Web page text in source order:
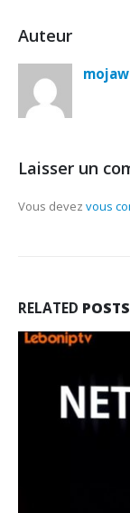
Auteur
Laisser un
Vous devez vous
RELATED POSTS